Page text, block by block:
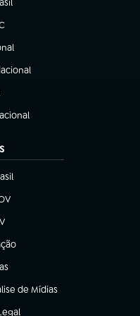
aba)
aba)
nova aba)
aba)
aba)
aba)
aba)
aba)
de Mídias